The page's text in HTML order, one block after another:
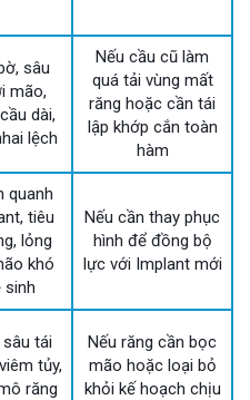
sâu
mão,
dài,
lệch
Nếu cầu cũ làm
quá tải vùng mất
răng hoặc cần tái
lập khớp cắn toàn
hàm
quanh
tiêu
lỏng
khó
sinh
Nếu cần thay phục
hình để đồng bộ
lực với Implant mới
tái
tủy,
răng
Nếu răng cần bọc
mão hoặc loại bỏ
khỏi kế hoạch chịu